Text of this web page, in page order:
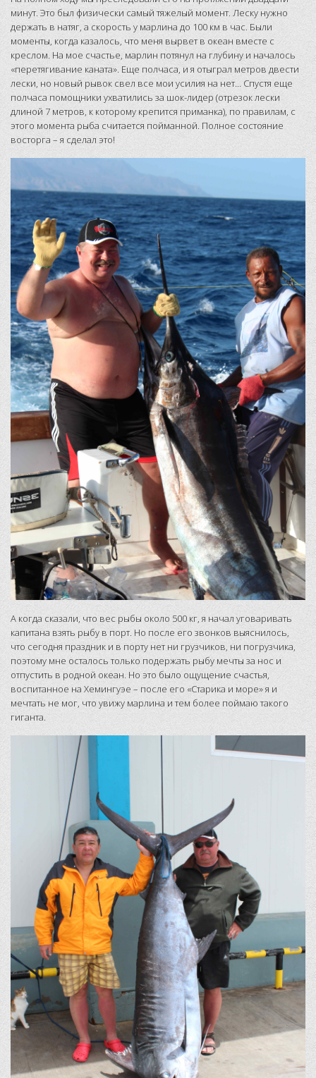
минут. Это был физически самый тяжелый момент. Леску нужно
держать в натяг, а скорость у марлина до 100 км в час. Были
моменты, когда казалось, что меня вырвет в океан вместе с
креслом. На мое счастье, марлин потянул на глубину и началось
«перетягивание каната». Еще полчаса, и я отыграл метров двести
лески, но новый рывок свел все мои усилия на нет… Спустя еще
полчаса помощники ухватились за шок-лидер (отрезок лески
длиной 7 метров, к которому крепится приманка), по правилам, с
этого момента рыба считается пойманной. Полное состояние
восторга – я сделал это!
А когда сказали, что вес рыбы около 500 кг, я начал уговаривать
капитана взять рыбу в порт. Но после его звонков выяснилось,
что сегодня праздник и в порту нет ни грузчиков, ни погрузчика,
поэтому мне осталось только подержать рыбу мечты за нос и
отпустить в родной океан. Но это было ощущение счастья,
воспитанное на Хемингуэе – после его «Старика и море» я и
мечтать не мог, что увижу марлина и тем более поймаю такого
гиганта.